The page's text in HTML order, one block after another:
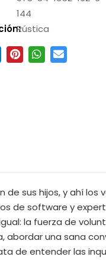
144
Rústica
sus hijos, y ahí
de software y
la fuerza de
abordar una sana
de entender las